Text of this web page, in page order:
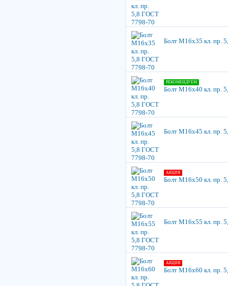
Болт М16х35 кл. пр.
РЕКОМЕНДУЕМ
Болт М16х40 кл. пр.
Болт М16х45 кл. пр.
АКЦИЯ
Болт М16х50 кл. пр.
Болт М16х55 кл. пр.
АКЦИЯ
Болт М16х60 кл. пр.